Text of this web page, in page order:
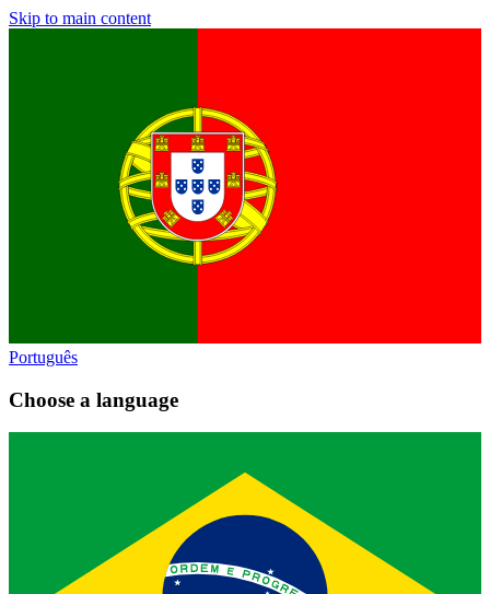
Skip to main content
Português
Choose a language